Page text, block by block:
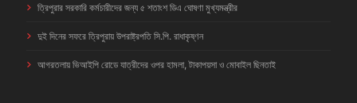
ত্রিপুরার সরকারি কর্মচারীদের জন্য ৫ শতাংশ ডিএ ঘোষণা মুখ্যমন্ত্রীর
দুই দিনের সফরে ত্রিপুরায় উপরাষ্ট্রপতি সি.পি. রাধাকৃষ্ণন
আগরতলায় ভিআইপি রোডে যাত্রীদের ওপর হামলা, টাকাপয়সা ও মোবাইল ছিনতাই